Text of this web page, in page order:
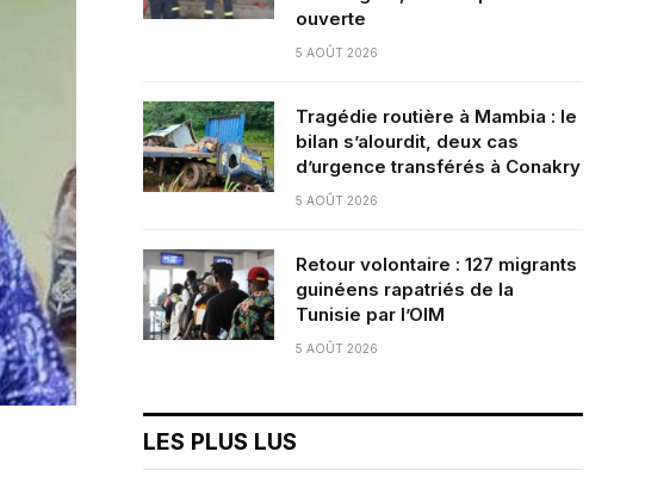
ouverte
5 AOÛT 2026
Tragédie routière à Mambia : le
bilan s’alourdit, deux cas
d’urgence transférés à Conakry
5 AOÛT 2026
Retour volontaire : 127 migrants
guinéens rapatriés de la
Tunisie par l’OIM
5 AOÛT 2026
LES PLUS LUS